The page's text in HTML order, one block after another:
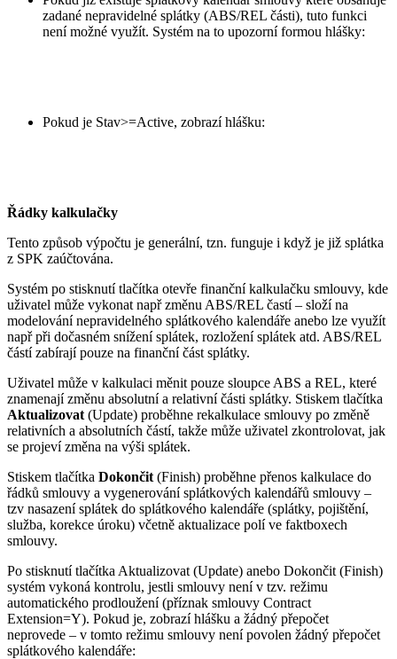
zadané nepravidelné splátky (ABS/REL části), tuto funkci
není možné využít. Systém na to upozorní formou hlášky:
Pokud je Stav>=Active, zobrazí hlášku:
Řádky kalkulačky
Tento způsob výpočtu je generální, tzn. funguje i když je již splátka
z SPK zaúčtována.
Systém po stisknutí tlačítka otevře finanční kalkulačku smlouvy, kde
uživatel může vykonat např změnu ABS/REL častí – složí na
modelování nepravidelného splátkového kalendáře anebo lze využít
např při dočasném snížení splátek, rozložení splátek atd. ABS/REL
částí zabírají pouze na finanční část splátky.
Uživatel může v kalkulaci měnit pouze sloupce ABS a REL, které
znamenají změnu absolutní a relativní části splátky. Stiskem tlačítka
Aktualizovat (Update) proběhne rekalkulace smlouvy po změně
relativních a absolutních částí, takže může uživatel zkontrolovat, jak
se projeví změna na výši splátek.
Stiskem tlačítka Dokončit (Finish) proběhne přenos kalkulace do
řádků smlouvy a vygenerování splátkových kalendářů smlouvy –
tzv nasazení splátek do splátkového kalendáře (splátky, pojištění,
služba, korekce úroku) včetně aktualizace polí ve faktboxech
smlouvy.
Po stisknutí tlačítka Aktualizovat (Update) anebo Dokončit (Finish)
systém vykoná kontrolu, jestli smlouvy není v tzv. režimu
automatického prodloužení (příznak smlouvy Contract
Extension=Y). Pokud je, zobrazí hlášku a žádný přepočet
neprovede – v tomto režimu smlouvy není povolen žádný přepočet
splátkového kalendáře: